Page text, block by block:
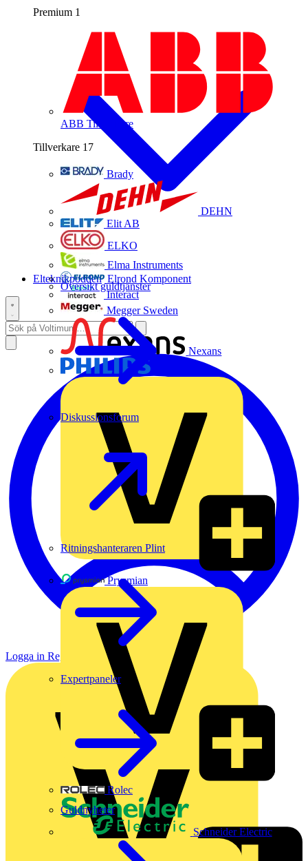
Premium 1
ABB Tillverkare
Tillverkare 17
Brady
DEHN
Elit AB
ELKO
Elma Instruments
Elrond Komponent
Interact
Megger Sweden
Nexans
Prysmian
Rolec
Schneider Electric
Översikt guldtjänster
Diskussionsforum
Ritningshanteraren Plint
Expertpaneler
Guldnyheter
Elteknikpodden
Logga in Registrera dig